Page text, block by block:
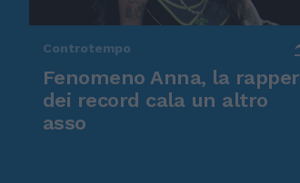
Controtempo
Fenomeno Anna, la rapper
dei record cala un altro
asso